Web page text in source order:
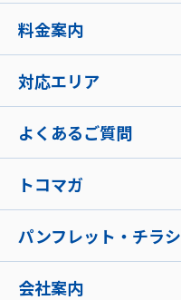
料金案内
対応エリア
よくあるご質問
トコマガ
パンフレット・チラシ
会社案内